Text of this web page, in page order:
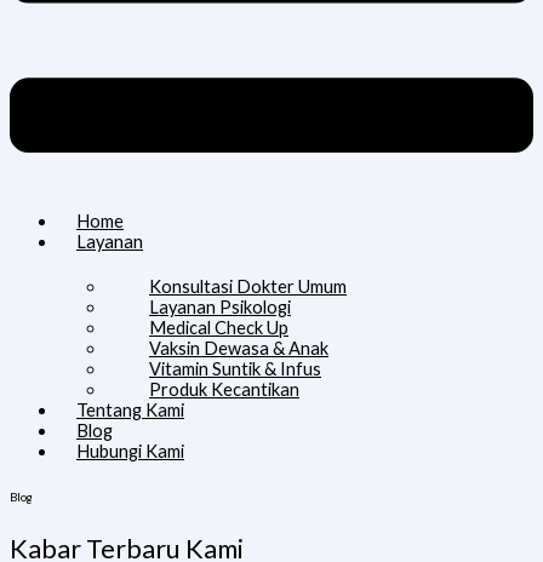
Home
Layanan
Konsultasi Dokter Umum
Layanan Psikologi
Medical Check Up
Vaksin Dewasa & Anak
Vitamin Suntik & Infus
Produk Kecantikan
Tentang Kami
Blog
Hubungi Kami
Blog
Kabar Terbaru Kami